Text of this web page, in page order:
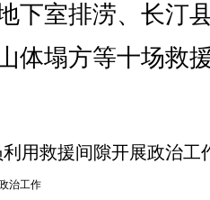
下室排涝、长汀
体塌方等十场救
治工作